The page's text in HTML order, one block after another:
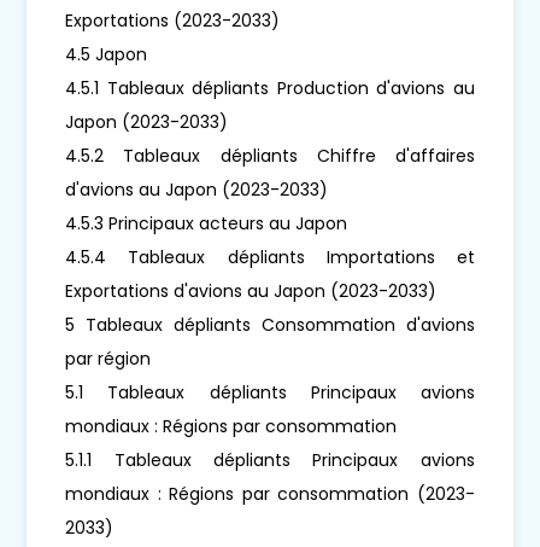
Exportations (2023-2033)
4.5 Japon
4.5.1 Tableaux dépliants Production d'avions au
Japon (2023-2033)
4.5.2 Tableaux dépliants Chiffre d'affaires
d'avions au Japon (2023-2033)
4.5.3 Principaux acteurs au Japon
4.5.4 Tableaux dépliants Importations et
Exportations d'avions au Japon (2023-2033)
5 Tableaux dépliants Consommation d'avions
par région
5.1 Tableaux dépliants Principaux avions
mondiaux : Régions par consommation
5.1.1 Tableaux dépliants Principaux avions
mondiaux : Régions par consommation (2023-
2033)